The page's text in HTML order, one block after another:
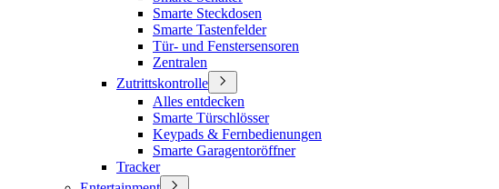
Smarte Steckdosen
Smarte Tastenfelder
Tür- und Fenstersensoren
Zentralen
Zutrittskontrolle
Alles entdecken
Smarte Türschlösser
Keypads & Fernbedienungen
Smarte Garagentoröffner
Tracker